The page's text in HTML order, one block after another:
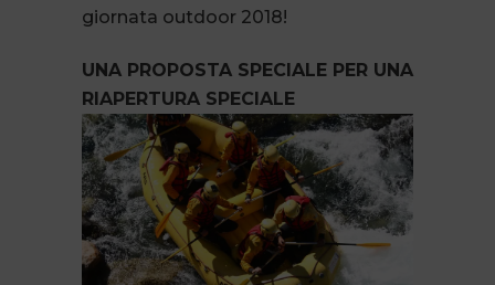
giornata outdoor 2018!
UNA PROPOSTA SPECIALE PER UNA
RIAPERTURA SPECIALE